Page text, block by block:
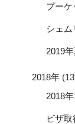
プーケ
シェ
2019
2018年
2018
ビザ